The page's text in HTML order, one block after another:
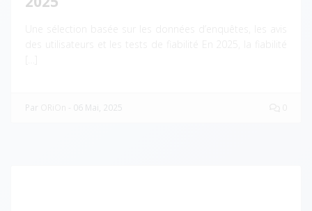
Par - 06 Mai, 2025